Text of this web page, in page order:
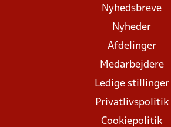
Nyhedsbreve
Nyheder
Afdelinger
Medarbejdere
Ledige stillinger
Privatlivspolitik
Cookiepolitik